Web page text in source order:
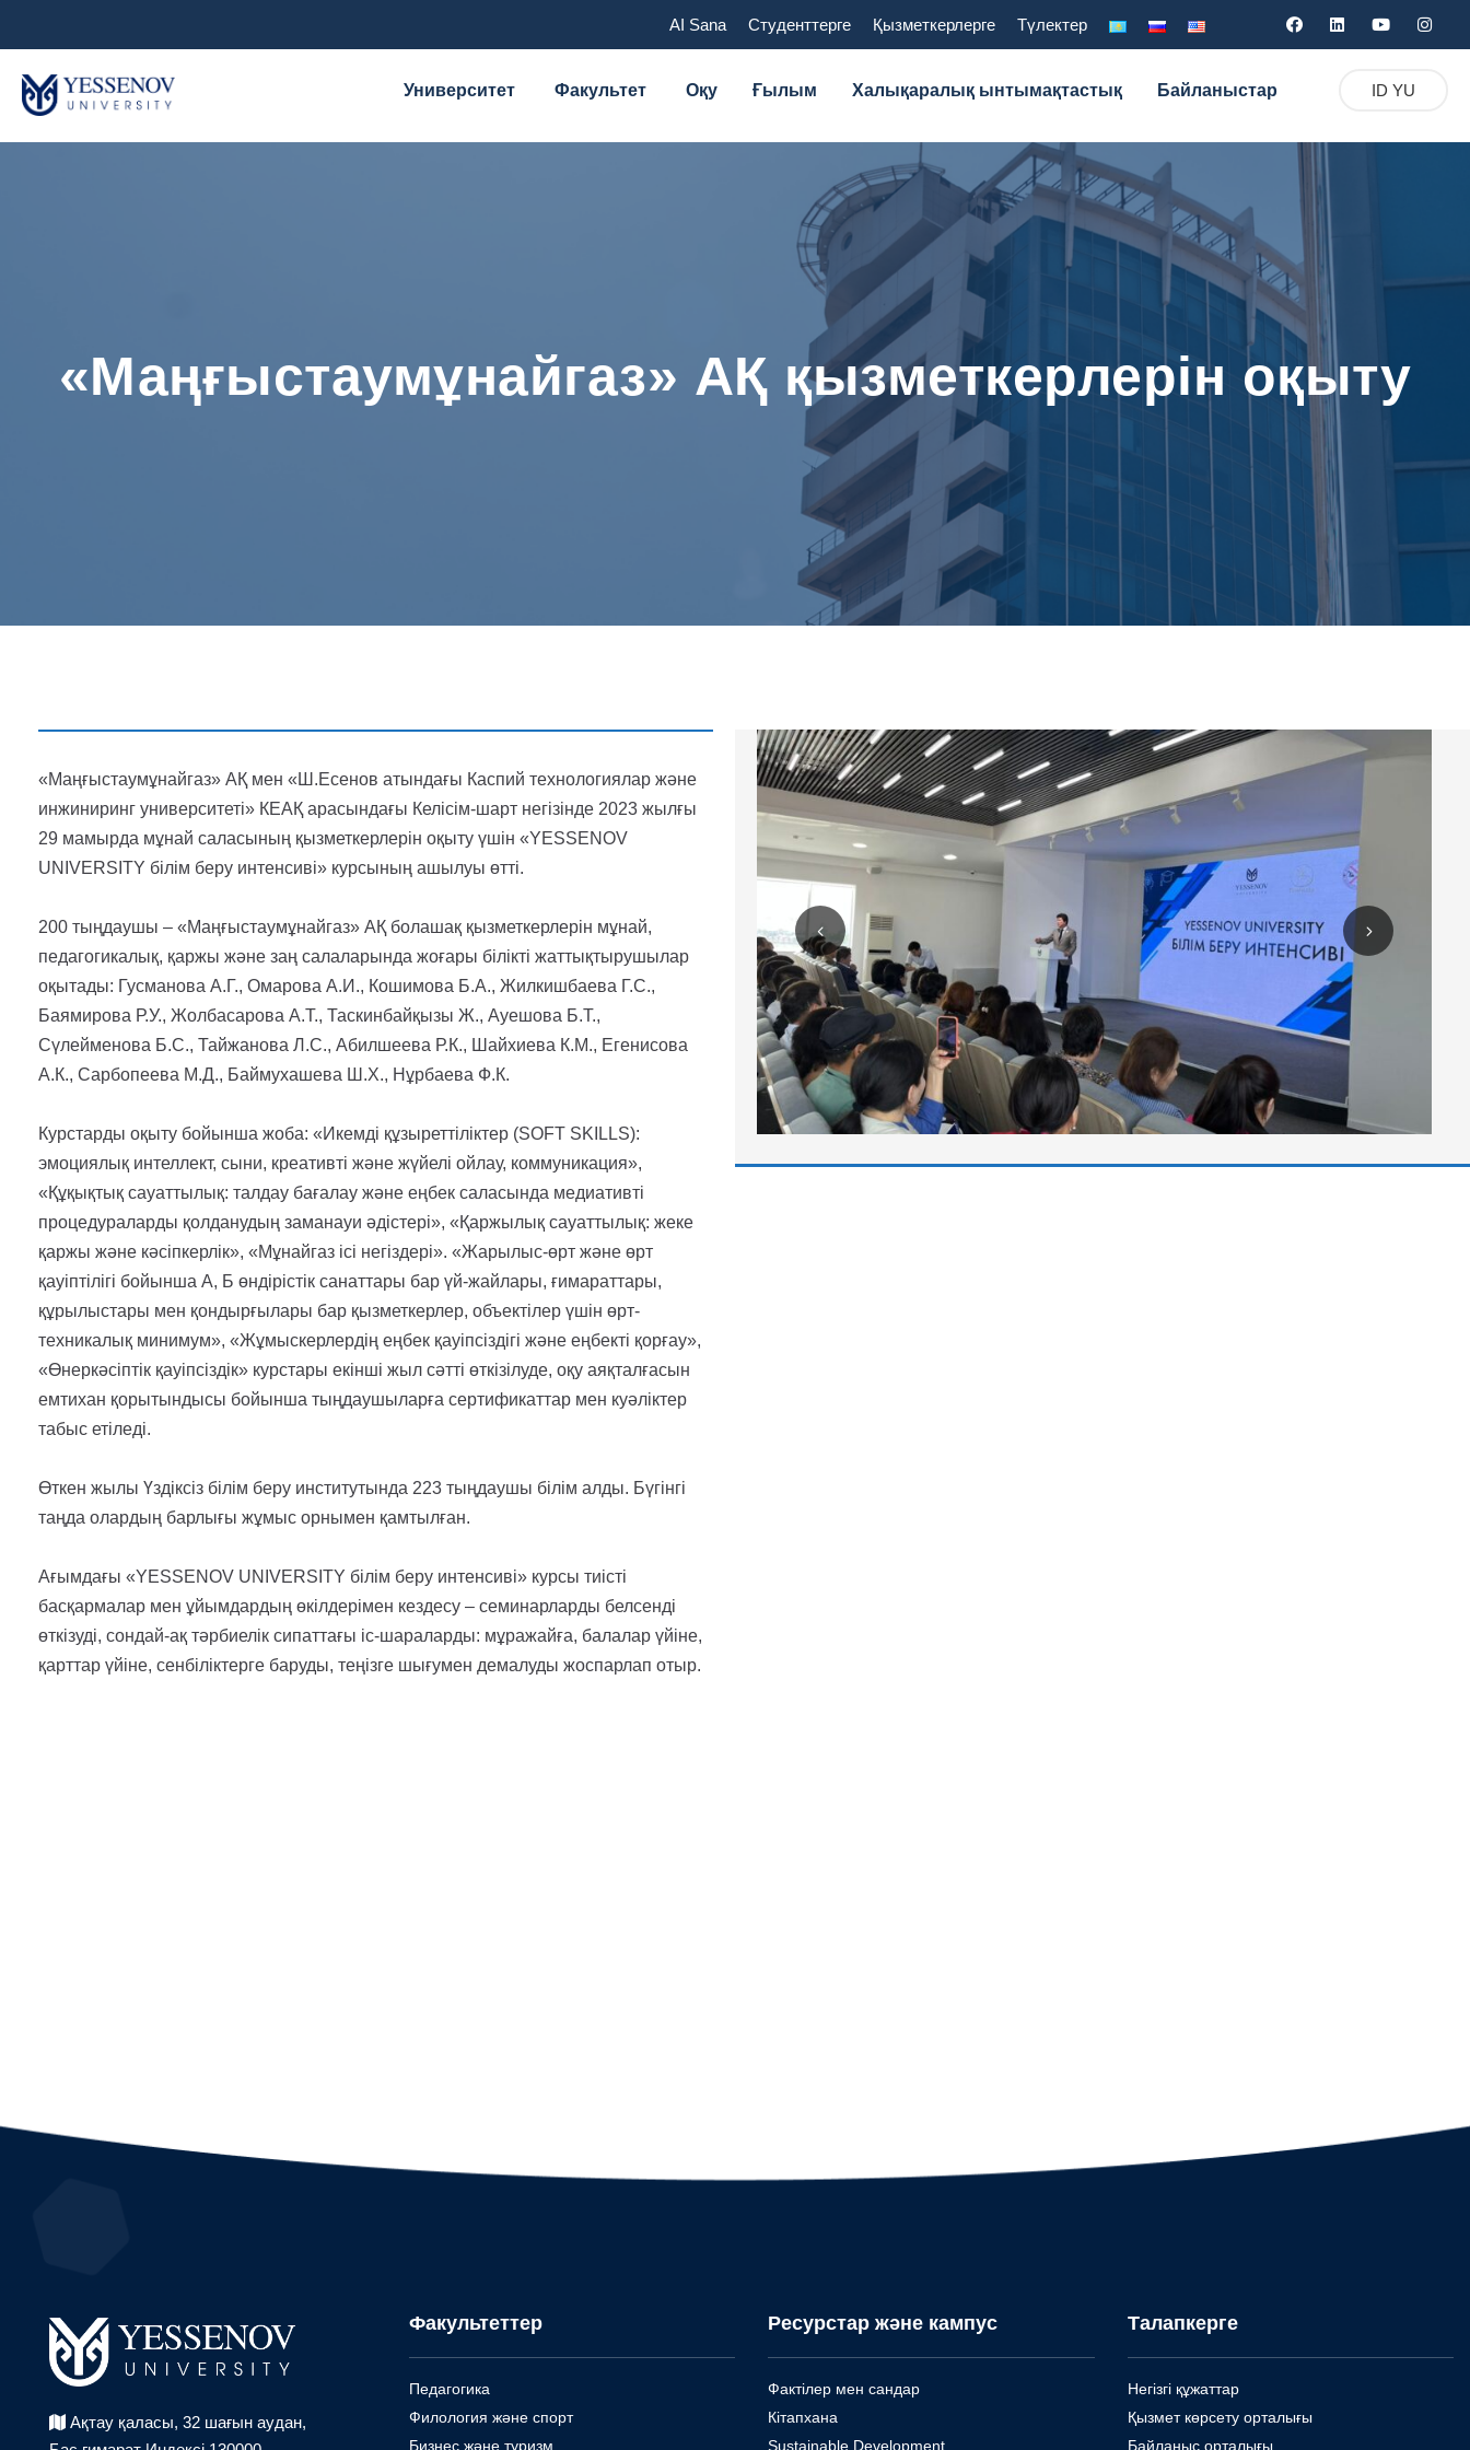
AI Sana Студенттерге Қызметкерлерге Түлектер
Университет Факультет Оқу Ғылым Халықаралық ынтымақтастық Байланыстар ID YU
«Маңғыстаумұнайгаз» АҚ қызметкерлерін оқыту
«Маңғыстаумұнайгаз» АҚ мен «Ш.Есенов атындағы Каспий технологиялар және
инжиниринг университеті» КЕАҚ арасындағы Келісім-шарт негізінде 2023 жылғы
29 мамырда мұнай саласының қызметкерлерін оқыту үшін «YESSENOV
UNIVERSITY білім беру интенсиві» курсының ашылуы өтті.
200 тыңдаушы – «Маңғыстаумұнайгаз» АҚ болашақ қызметкерлерін мұнай,
педагогикалық, қаржы және заң салаларында жоғары білікті жаттықтырушылар
оқытады: Гусманова А.Г., Омарова А.И., Кошимова Б.А., Жилкишбаева Г.С.,
Баямирова Р.У., Жолбасарова А.Т., Таскинбайқызы Ж., Ауешова Б.Т.,
Сүлейменова Б.С., Тайжанова Л.С., Абилшеева Р.К., Шайхиева К.М., Егенисова
А.К., Сарбопеева М.Д., Баймухашева Ш.Х., Нұрбаева Ф.К.
Курстарды оқыту бойынша жоба: «Икемді құзыреттіліктер (SOFT SKILLS):
эмоциялық интеллект, сыни, креативті және жүйелі ойлау, коммуникация»,
«Құқықтық сауаттылық: талдау бағалау және еңбек саласында медиативті
процедураларды қолданудың заманауи әдістері», «Қаржылық сауаттылық: жеке
қаржы және кәсіпкерлік», «Мұнайгаз ісі негіздері». «Жарылыс-өрт және өрт
қауіптілігі бойынша А, Б өндірістік санаттары бар үй-жайлары, ғимараттары,
құрылыстары мен қондырғылары бар қызметкерлер, объектілер үшін өрт-
техникалық минимум», «Жұмыскерлердің еңбек қауіпсіздігі және еңбекті қорғау»,
«Өнеркәсіптік қауіпсіздік» курстары екінші жыл сәтті өткізілуде, оқу аяқталғасын
емтихан қорытындысы бойынша тыңдаушыларға сертификаттар мен куәліктер
табыс етіледі.
Өткен жылы Үздіксіз білім беру институтында 223 тыңдаушы білім алды. Бүгінгі
таңда олардың барлығы жұмыс орнымен қамтылған.
Ағымдағы «YESSENOV UNIVERSITY білім беру интенсиві» курсы тиісті
басқармалар мен ұйымдардың өкілдерімен кездесу – семинарларды белсенді
өткізуді, сондай-ақ тәрбиелік сипаттағы іс-шараларды: мұражайға, балалар үйіне,
қарттар үйіне, сенбіліктерге баруды, теңізге шығумен демалуды жоспарлап отыр.
Ақтау қаласы, 32 шағын аудан,
Факультеттер
Педагогика
Филология және спорт
Бизнес және туризм
Ресурстар және кампус
Фактілер мен сандар
Кітапхана
Sustainable Development
Талапкерге
Негізгі құжаттар
Қызмет көрсету орталығы
Байланыс орталығы